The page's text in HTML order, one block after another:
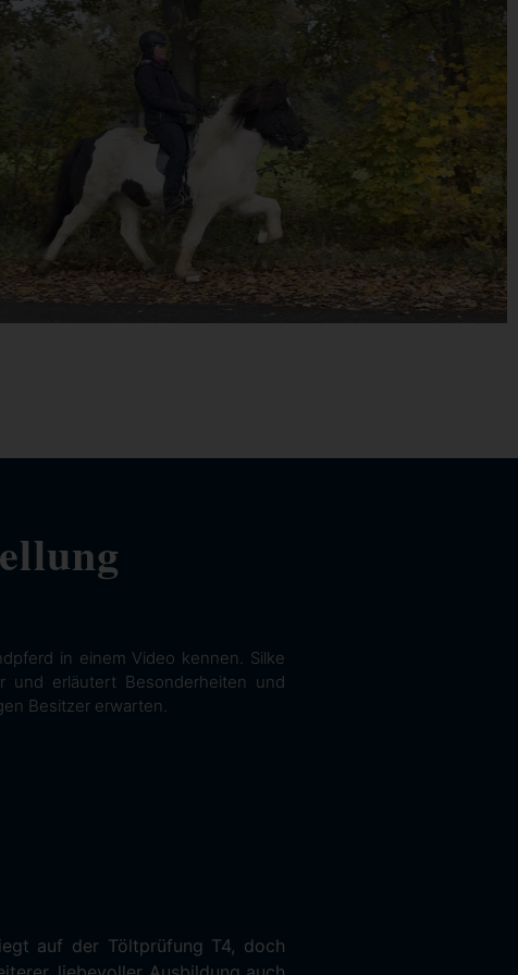
in einem Video kennen. Silke
und erläutert Besonderheiten und
Besitzer erwarten.